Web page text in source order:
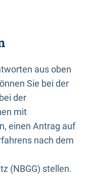
aus oben
Sie bei der
der
mit
einen Antrag auf
nach dem
(NBGG) stellen.